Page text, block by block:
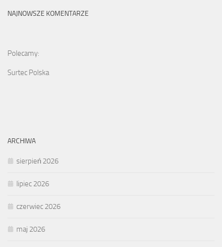
NAJNOWSZE KOMENTARZE
Polecamy:
Surtec Polska
ARCHIWA
sierpień 2026
lipiec 2026
czerwiec 2026
maj 2026